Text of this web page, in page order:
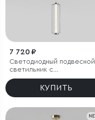
7 720 ₽
Светодиодный подвесной
светильник с
регулировкой высоты
КУПИТЬ